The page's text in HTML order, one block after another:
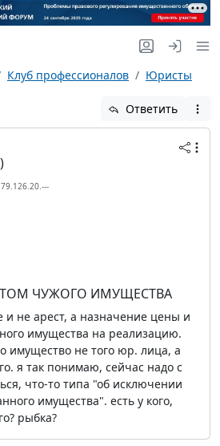
Клуб профессионалов Юристы
Ответить
ЧУЖОГО ИМУЩЕСТВА
и не арест, а назначение цены и
имущества на реализацию.
имущество не того юр. лица, а
я так понимаю, сейчас надо с
что-то типа "об исключении
имущества". есть у кого,
рыбка?